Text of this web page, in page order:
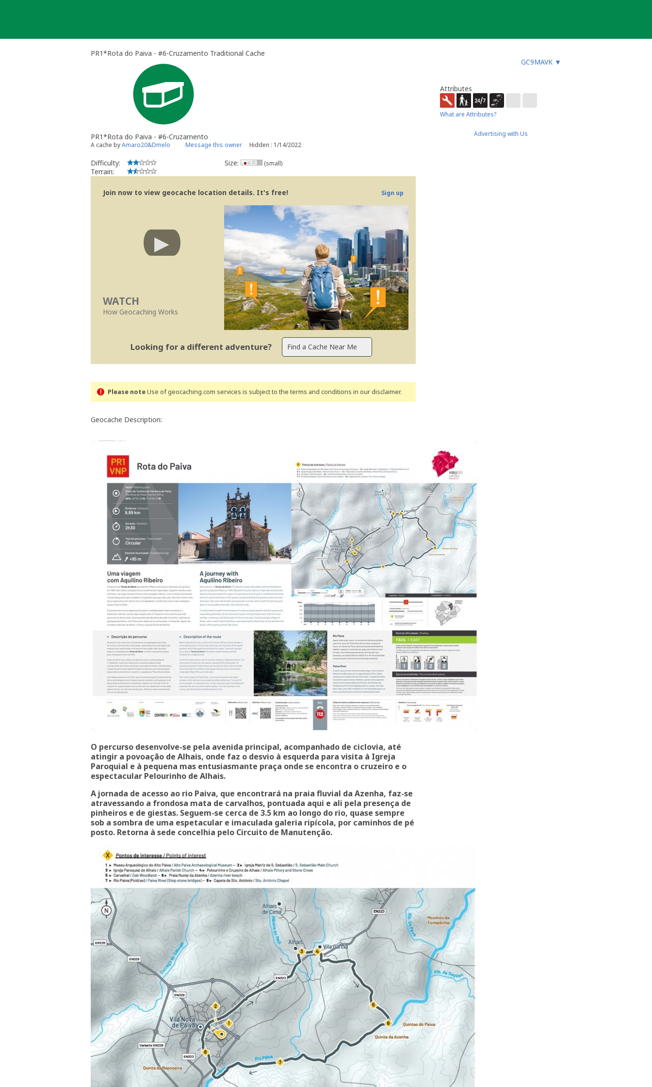
PR1*Rota do Paiva - #6-Cruzamento Traditional Cache
GC9MAVK ▼
PR1*Rota do Paiva - #6-Cruzamento
A cache byAmaro20&Dmelo Message this owner Hidden : 1/14/2022
Difficulty:
Terrain:
Size: (small)
Join now to view geocache location details. It's free! Sign up
WATCH
How Geocaching Works
Looking for a different adventure?
Please noteUse of geocaching.com services is subject to the terms and conditions in our disclaimer.
Geocache Description:
O percurso desenvolve-se pela avenida principal, acompanhado de ciclovia, até
atingir a povoação de Alhais, onde faz o desvio à esquerda para visita à Igreja
Paroquial e à pequena mas entusiasmante praça onde se encontra o cruzeiro e o
espectacular Pelourinho de Alhais.
A jornada de acesso ao rio Paiva, que encontrará na praia fluvial da Azenha, faz-se
atravessando a frondosa mata de carvalhos, pontuada aqui e ali pela presença de
pinheiros e de giestas. Seguem-se cerca de 3.5 km ao longo do rio, quase sempre
sob a sombra de uma espetacular e imaculada galeria ripícola, por caminhos de pé
posto. Retorna à sede concelhia pelo Circuito de Manutenção.
Attributes
What are Attributes?
Advertising with Us